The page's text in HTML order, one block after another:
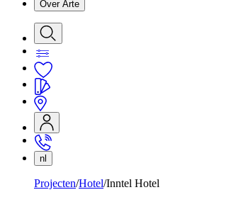
Over Arte
nl
Projecten Hotel Inntel Hotel